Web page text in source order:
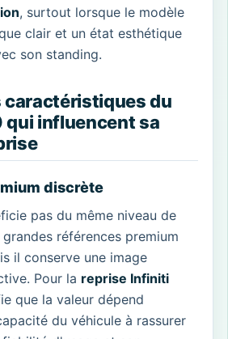
, surtout lorsque le modèle
clair et un état esthétique
son standing.
caractéristiques du
qui influencent sa
discrète
pas du même niveau de
références premium
il conserve une image
Pour la reprise Infiniti
que la valeur dépend
du véhicule à rassurer